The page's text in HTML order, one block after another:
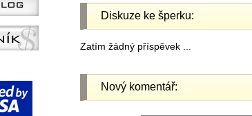
Diskuze ke šperku:
Zatím žádný příspěvek ...
Nový komentář: